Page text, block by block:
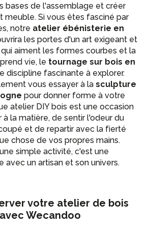
bases de l'assemblage et créer
meuble. Si vous êtes fasciné par
notre atelier ébénisterie en
les portes d'un art exigeant et
aiment les formes courbes et la
vie, le tournage sur bois en
discipline fascinante à explorer.
vous essayer à la sculpture
pour donner forme à votre
atelier DIY bois est une occasion
la matière, de sentir l'odeur du
et de repartir avec la fierté
chose de vos propres mains.
simple activité, c'est une
avec un artisan et son univers.
votre atelier de bois
Wecandoo